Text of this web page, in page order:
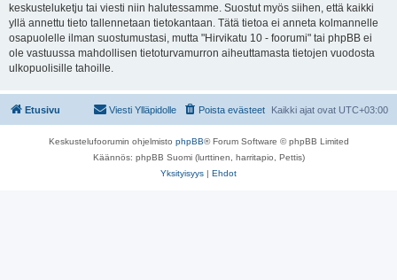
keskusteluketju tai viesti niin halutessamme. Suostut myös siihen, että kaikki
yllä annettu tieto tallennetaan tietokantaan. Tätä tietoa ei anneta kolmannelle
osapuolelle ilman suostumustasi, mutta "Hirvikatu 10 - foorumi" tai phpBB ei
ole vastuussa mahdollisen tietoturvamurron aiheuttamasta tietojen vuodosta
ulkopuolisille tahoille.
Etusivu Kaikki ajat ovat UTC+03:00
Poista evästeet
Viesti Ylläpidolle
Keskustelufoorumin ohjelmisto phpBB® Forum Software © phpBB Limited
Käännös: phpBB Suomi (lurttinen, harritapio, Pettis)
Yksityisyys | Ehdot